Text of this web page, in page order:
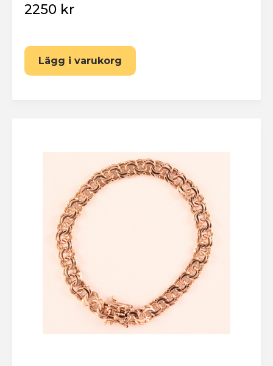
Jag accepterar
Eskilstuna Pantbanks
allmänna villkor
och hantering av
personuppgifter
Registrera konto
2250 kr
Lägg i varukorg